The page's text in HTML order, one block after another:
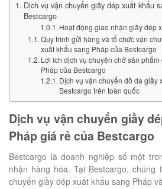
Dịch vụ vận chuyển giầy dép xuất khẩu
Bestcargo
Hoạt động giao nhận giầy dép
Quy trình gửi hàng và tổ chức vận
xuất khẩu sang Pháp của Bestcargo
Lợi ích dịch vụ chuyên chở sản
Pháp của Bestcargo
Dịch vụ vận chuyển đồ da giầy
Bestcargo trên toàn quốc
Dịch vụ vận chuyển giầy
Pháp giá rẻ của Bestcargo
Bestcargo là doanh nghiệp số một
nhận hàng hóa. Tại Bestcargo, chúng
chuyển giầy dép xuất khẩu sang Pháp